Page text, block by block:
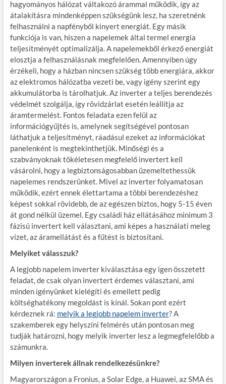
hagyományos hálózat váltakozó árammal működik, így az
átalakításra mindenképpen szükségünk lesz, ha szeretnénk
felhasználni a napfényből kinyert energiát. Egy másik
funkciója is van, hiszen a napelemek által termel energia
teljesítményét optimalizálja. A napelemekből érkező energiát
elosztja a felhasználásnak megfelelően. Amennyiben úgy
érzékeli, hogy a házban nincsen szükség több energiára, akkor
az elektromos hálózatba vezeti be, vagy igény szerint egy
akkumulátorba is tárolhatjuk. Az inverter a teljes berendezés
védelmét szolgálja, így rövidzárlat esetén leállítja az
áramtermelést. Fontos feladata ezen felül az
információgyűjtés is, amelynek segítségével pontosan
láthatjuk a teljesítményt, ráadásul ezeket az információkat
panelenként is megtekinthetjük. Minőségi és a
szabványoknak tökéletesen megfelelő invertert kell
vásárolni, hogy a legbiztonságosabban üzemeltethessük
napelemes rendszerünket. Mivel az inverter folyamatosan
működik, ezért ennek élettartama a többi berendezéshez
képest sokkal rövidebb, de az egészen biztos, hogy 5-15 éven
át gond nélkül üzemel. Egy családi ház ellátásához minimum 3
fázisú invertert kell választani, ami képes a használati meleg
vizet, az áramellátást és a fűtést is biztosítani.
Melyiket válasszuk?
A legjobb napelem inverter kiválasztása egy igen összetett
feladat, de csak olyan invertert érdemes választani, ami
minden igényünket kielégíti és emellett pedig
költséghatékony megoldást is kínál. Sokan pont ezért
kérdeznek rá: melyik a legjobb napelem inverter? A
szakemberek egy helyszíni felmérés után pontosan meg
tudják határozni, hogy melyik inverter lesz a legmegfelelőbb a
számunkra.
Milyen inverterek állnak rendelkezésünkre?
Magyarországon a Fronius, a Solar Edge, a Huawei, az SMA és